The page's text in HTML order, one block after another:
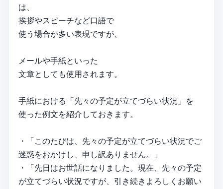
は、
挨拶やスピーチなど口語で
使う場合が多い表現ですが、
メールや手紙といった
文章としても使用されます。
手紙における「先々の予定が立てづらい状況」を
使った例文を紹介しておきます。
・「このたびは、先々の予定が立てづらい状況でご
迷惑をおかけし、申し訳ありません。」
・「先日はお世話になりました。現在、先々の予定
が立てづらい状況ですが、引き続きよろしくお願い